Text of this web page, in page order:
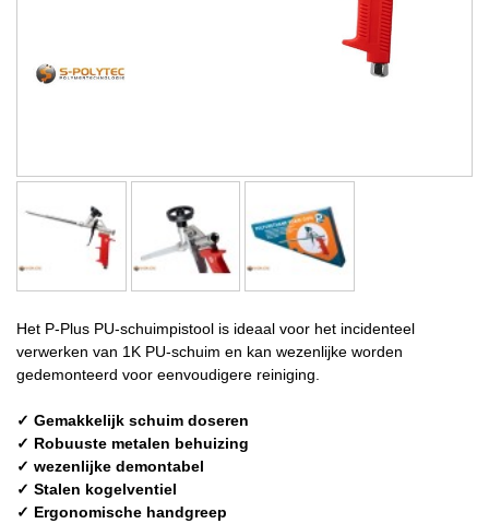
Het P-Plus PU-schuimpistool is ideaal voor het incidenteel
verwerken van 1K PU-schuim en kan wezenlijke worden
gedemonteerd voor eenvoudigere reiniging.
✓ Gemakkelijk schuim doseren
✓ Robuuste metalen behuizing
✓ wezenlijke demontabel
✓ Stalen kogelventiel
✓ Ergonomische handgreep